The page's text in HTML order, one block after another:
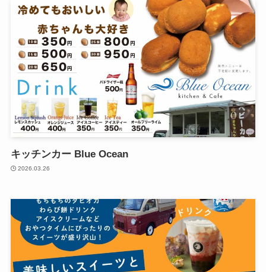
キッチンカー Blue Ocean
2026.03.26